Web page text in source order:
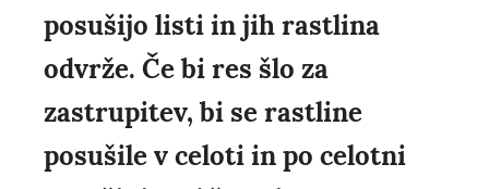
posušijo listi in jih rastlina
odvrže. Če bi res šlo za
zastrupitev, bi se rastline
posušile v celoti in po celotni